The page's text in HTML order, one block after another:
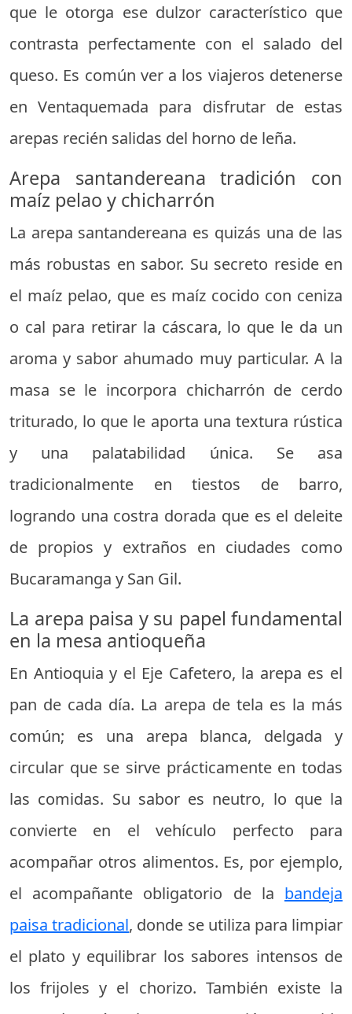
que le otorga ese dulzor característico que
contrasta perfectamente con el salado del
queso. Es común ver a los viajeros detenerse
en Ventaquemada para disfrutar de estas
arepas recién salidas del horno de leña.
Arepa santandereana tradición con
maíz pelao y chicharrón
La arepa santandereana es quizás una de las
más robustas en sabor. Su secreto reside en
el maíz pelao, que es maíz cocido con ceniza
o cal para retirar la cáscara, lo que le da un
aroma y sabor ahumado muy particular. A la
masa se le incorpora chicharrón de cerdo
triturado, lo que le aporta una textura rústica
y una palatabilidad única. Se asa
tradicionalmente en tiestos de barro,
logrando una costra dorada que es el deleite
de propios y extraños en ciudades como
Bucaramanga y San Gil.
La arepa paisa y su papel fundamental
en la mesa antioqueña
En Antioquia y el Eje Cafetero, la arepa es el
pan de cada día. La arepa de tela es la más
común; es una arepa blanca, delgada y
circular que se sirve prácticamente en todas
las comidas. Su sabor es neutro, lo que la
convierte en el vehículo perfecto para
acompañar otros alimentos. Es, por ejemplo,
el acompañante obligatorio de la bandeja
paisa tradicional, donde se utiliza para limpiar
el plato y equilibrar los sabores intensos de
los frijoles y el chorizo. También existe la